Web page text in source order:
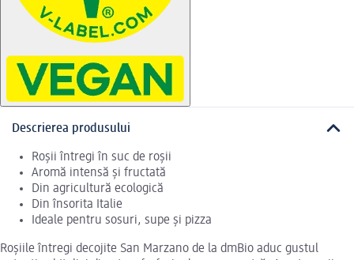
Descrierea produsului
Roșii întregi în suc de roșii
Aromă intensă și fructată
Din agricultură ecologică
Din însorita Italie
Ideale pentru sosuri, supe și pizza
Roșiile întregi decojite San Marzano de la dmBio aduc gustul